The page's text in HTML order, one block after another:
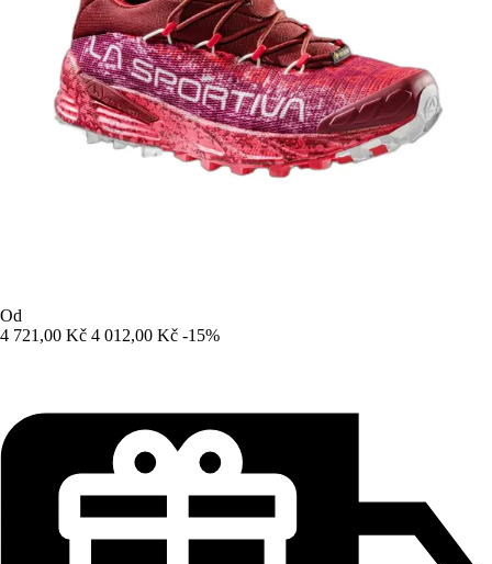
Od
4 721,00 Kč 4 012,00 Kč -15%